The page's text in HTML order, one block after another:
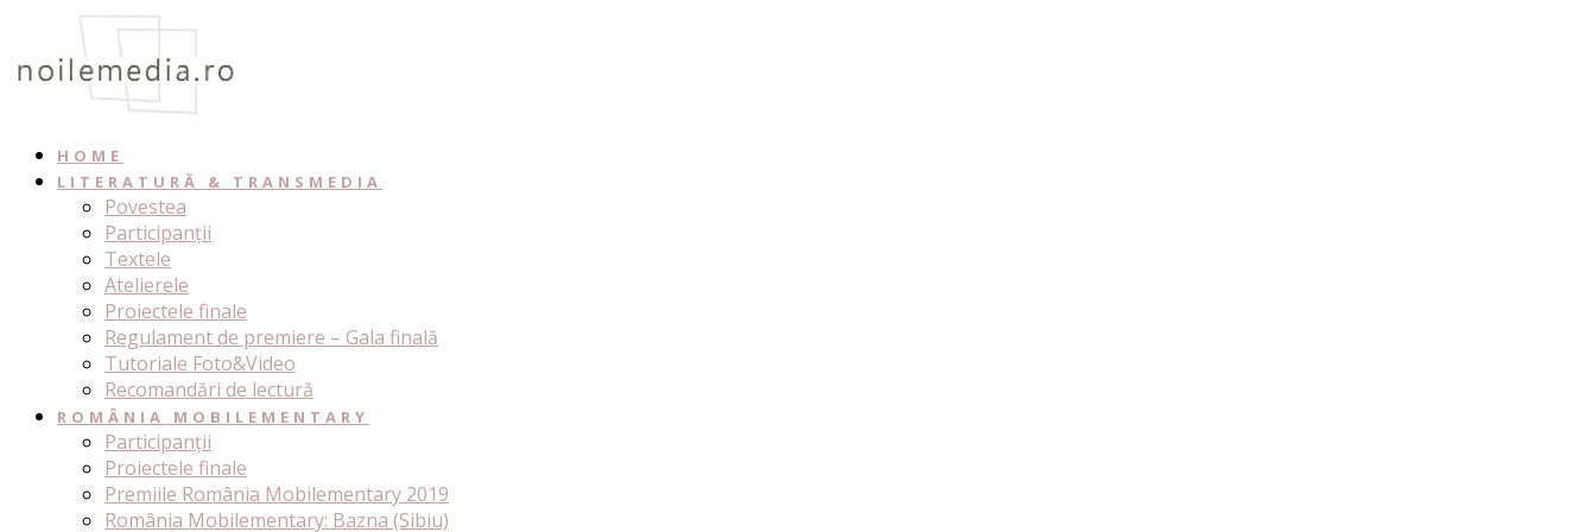
content
HOME
LITERATURĂ & TRANSMEDIA
Povestea
Participanții
Textele
Atelierele
Proiectele finale
Regulament de premiere – Gala finală
Tutoriale Foto&Video
Recomandări de lectură
ROMÂNIA MOBILEMENTARY
Participanții
Proiectele finale
Premiile România Mobilementary 2019
România Mobilementary: Bazna (Sibiu)